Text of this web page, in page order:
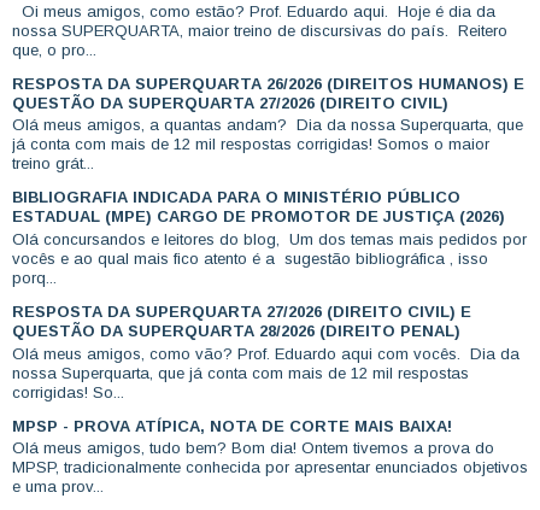
Oi meus amigos, como estão? Prof. Eduardo aqui. Hoje é dia da
nossa SUPERQUARTA, maior treino de discursivas do país. Reitero
que, o pro...
RESPOSTA DA SUPERQUARTA 26/2026 (DIREITOS HUMANOS) E
QUESTÃO DA SUPERQUARTA 27/2026 (DIREITO CIVIL)
Olá meus amigos, a quantas andam? Dia da nossa Superquarta, que
já conta com mais de 12 mil respostas corrigidas! Somos o maior
treino grát...
BIBLIOGRAFIA INDICADA PARA O MINISTÉRIO PÚBLICO
ESTADUAL (MPE) CARGO DE PROMOTOR DE JUSTIÇA (2026)
Olá concursandos e leitores do blog, Um dos temas mais pedidos por
vocês e ao qual mais fico atento é a sugestão bibliográfica , isso
porq...
RESPOSTA DA SUPERQUARTA 27/2026 (DIREITO CIVIL) E
QUESTÃO DA SUPERQUARTA 28/2026 (DIREITO PENAL)
Olá meus amigos, como vão? Prof. Eduardo aqui com vocês. Dia da
nossa Superquarta, que já conta com mais de 12 mil respostas
corrigidas! So...
MPSP - PROVA ATÍPICA, NOTA DE CORTE MAIS BAIXA!
Olá meus amigos, tudo bem? Bom dia! Ontem tivemos a prova do
MPSP, tradicionalmente conhecida por apresentar enunciados objetivos
e uma prov...